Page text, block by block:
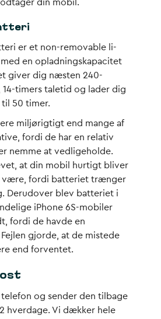
din mobil.
er et non-removable li-
en opladningskapacitet
giver dig næsten 240-
14-timers taletid og lader dig
50 timer.
miljørigtigt end mange af
fordi de har en relativ
nemme at vedligeholde.
at din mobil hurtigt bliver
være, fordi batteriet trænger
Derudover blev batteriet i
iPhone 6S-mobiler
fordi de havde en
gjorde, at de mistede
end forventet.
og sender den tilbage
hverdage. Vi dækker hele